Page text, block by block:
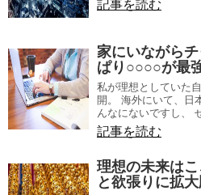
記事を読む
家にいながら
ぱり○○○○が最
私が理想としていた
開。 海外にいて、日
んなにないですし、
記事を読む
理想の未来は
と欲張りに拡